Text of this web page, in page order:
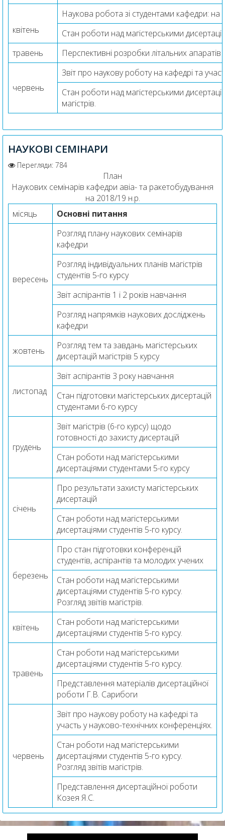
квітень
Наукова робота зі студентами кафедри:
Стан роботи над магістерськими
травень
Перспективні розробки літальних
червень
Звіт про наукову роботу на кафедрі та
Стан роботи над магістерськими
магістрів.
НАУКОВІ СЕМІНАРИ
Перегляди: 784
План
Наукових семінарів кафедри авіа- та ракетобудування
на 2018/19 н.р.
місяць
Основні питання
вересень
Розгляд плану наукових семінарів
кафедри
Розгляд індивідуальних планів магістрів
студентів 5-го курсу
Звіт аспірантів 1 і 2 років навчання
Розгляд напрямків наукових досліджень
кафедри
жовтень
Розгляд тем та завдань магістерських
дисертацій магістрів 5 курсу
листопад
Звіт аспірантів 3 року навчання
Стан підготовки магістерських дисертацій
студентами 6-го курсу
грудень
Звіт магістрів (6-го курсу) щодо
готовності до захисту дисертацій
Стан роботи над магістерськими
дисертаціями студентами 5-го курсу
січень
Про результати захисту магістерських
дисертацій
Стан роботи над магістерськими
дисертаціями студентів 5-го курсу.
березень
Про стан підготовки конференцій
студентів, аспірантів та молодих учених
Стан роботи над магістерськими
дисертаціями студентів 5-го курсу.
Розгляд звітів магістрів.
квітень
Стан роботи над магістерськими
дисертаціями студентів 5-го курсу.
травень
Стан роботи над магістерськими
дисертаціями студентів 5-го курсу.
Представлення матеріалів дисертаційної
роботи Г.В. Сарибоги
червень
Звіт про наукову роботу на кафедрі та
участь у науково-технічних конференціях.
Стан роботи над магістерськими
дисертаціями студентів 5-го курсу.
Розгляд звітів магістрів.
Представлення дисертаційної роботи
Козея Я.С.